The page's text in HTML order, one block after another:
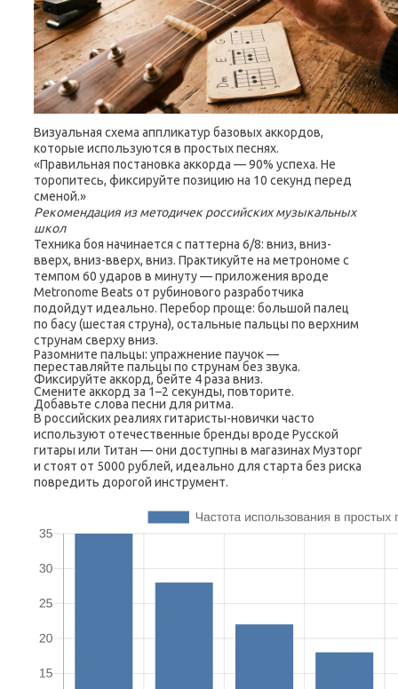
Визуальная схема аппликатур базовых аккордов,
которые используются в простых песнях.
«Правильная постановка аккорда — 90% успеха. Не
торопитесь, фиксируйте позицию на 10 секунд перед
сменой.»
Рекомендация из методичек российских музыкальных
школ
Техника боя начинается с паттерна 6/8: вниз, вниз-
вверх, вниз-вверх, вниз. Практикуйте на метрономе с
темпом 60 ударов в минуту — приложения вроде
Metronome Beats от рубинового разработчика
подойдут идеально. Перебор проще: большой палец
по басу (шестая струна), остальные пальцы по верхним
струнам сверху вниз.
Разомните пальцы: упражнение паучок —
переставляйте пальцы по струнам без звука.
Фиксируйте аккорд, бейте 4 раза вниз.
Смените аккорд за 1–2 секунды, повторите.
Добавьте слова песни для ритма.
В российских реалиях гитаристы-новички часто
используют отечественные бренды вроде Русской
гитары или Титан — они доступны в магазинах Музторг
и стоят от 5000 рублей, идеально для старта без риска
повредить дорогой инструмент.